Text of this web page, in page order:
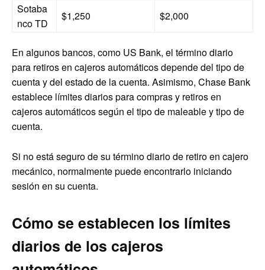
Sotaba
nco TD
$1,250 $2,000
En algunos bancos, como US Bank, el término diario
para retiros en cajeros automáticos depende del tipo de
cuenta y del estado de la cuenta. Asimismo, Chase Bank
establece límites diarios para compras y retiros en
cajeros automáticos según el tipo de maleable y tipo de
cuenta.
Si no está seguro de su término diario de retiro en cajero
mecánico, normalmente puede encontrarlo iniciando
sesión en su cuenta.
Cómo se establecen los límites
diarios de los cajeros